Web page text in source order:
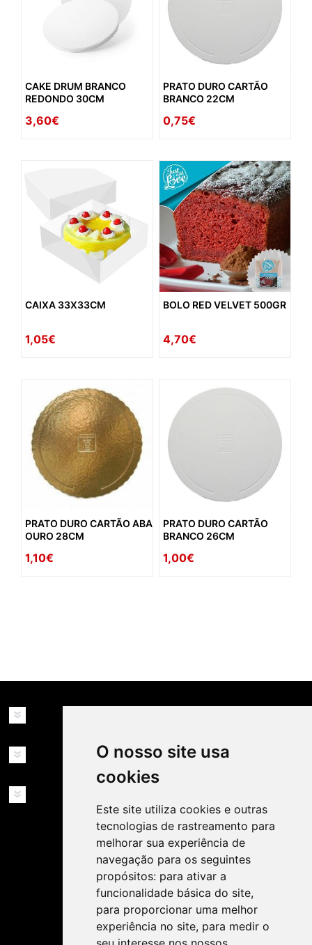
O nosso site usa
cookies
Este site utiliza cookies e outras
tecnologias de rastreamento para
melhorar sua experiência de
navegação para os seguintes
propósitos: para ativar a
funcionalidade básica do site,
para proporcionar uma melhor
experiência no site, para medir o
CAKE DRUM BRANCO
REDONDO 30CM
3,60€
PRATO DURO CARTÃO
BRANCO 22CM
0,75€
CAIXA 33X33CM
1,05€
BOLO RED VELVET 500GR
4,70€
PRATO DURO CARTÃO ABA
OURO 28CM
1,10€
PRATO DURO CARTÃO
BRANCO 26CM
1,00€
MINHA CONTA
SIGA-NOS NAS REDES SOCIAIS!